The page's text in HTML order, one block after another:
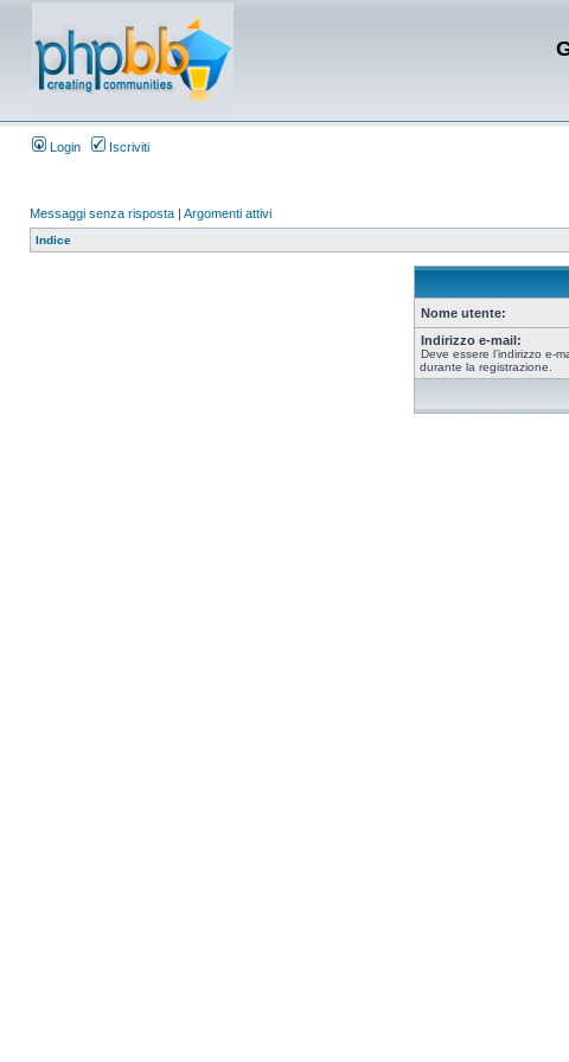
Login Iscriviti
Messaggi senza risposta | Argomenti attivi
Indice
Nome utente:
Indirizzo e-mail:
Deve essere l’indirizzo e-
durante la registrazione.